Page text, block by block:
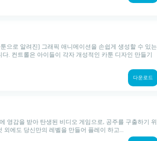
으로 알려진) 그래픽 애니메이션을 손쉽게 생성할 수 있는
. 컨트롤은 아이들이 각자 개성적인 카툰 디자인 만들기
다운로드
영감을 받아 탄생된 비디오 게임으로, 공주를 구출하기 위
외에도 당신만의 레벨을 만들어 플레이 하고...